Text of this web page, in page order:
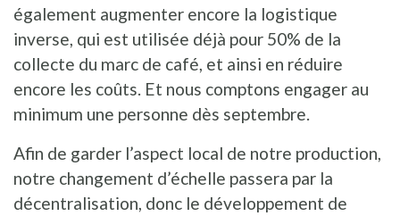
également augmenter encore la logistique
inverse, qui est utilisée déjà pour 50% de la
collecte du marc de café, et ainsi en réduire
encore les coûts. Et nous comptons engager au
minimum une personne dès septembre.
Afin de garder l’aspect local de notre production,
notre changement d’échelle passera par la
décentralisation, donc le développement de